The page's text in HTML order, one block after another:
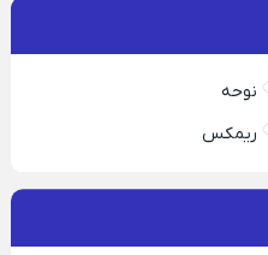
نوحه
ریمکس